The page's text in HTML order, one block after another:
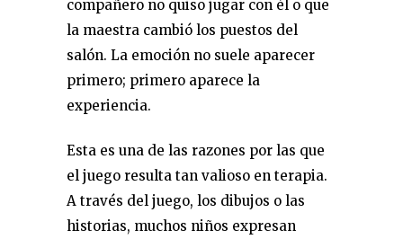
compañero no quiso jugar con él o que
la maestra cambió los puestos del
salón. La emoción no suele aparecer
primero; primero aparece la
experiencia.
Esta es una de las razones por las que
el juego resulta tan valioso en terapia.
A través del juego, los dibujos o las
historias, muchos niños expresan